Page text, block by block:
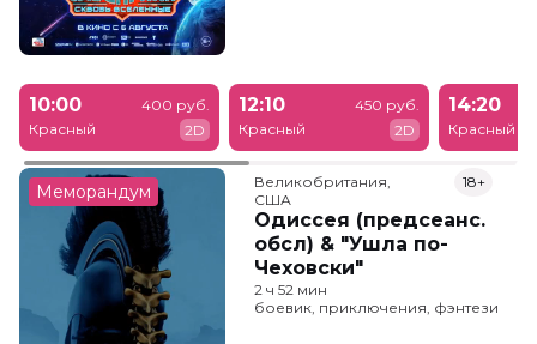
10:00
Красный
400 руб.
2D
12:10
Красный
450 руб.
2D
14:20
Красный
Меморандум
Великобритания,
США
Одиссея (предсеанс.
обсл) & "Ушла по-
Чеховски"
18+
2 ч 52 мин
боевик, приключения, фэнтези